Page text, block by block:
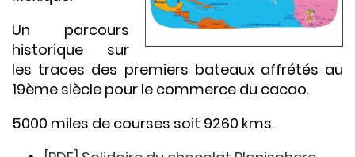
Un parcours
historique sur
les traces des premiers bateaux affrétés au
19ème siècle pour le commerce du cacao.
5000 miles de courses soit 9260 kms.